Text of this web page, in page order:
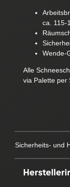
ca. 115-
Wende-
Alle
via Palette per
Sicherheits- und